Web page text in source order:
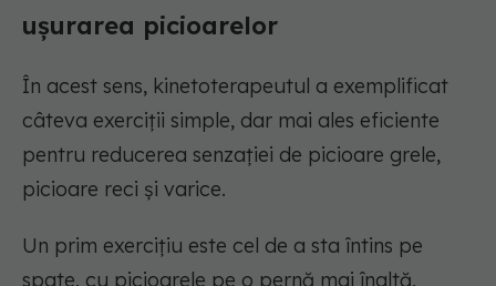
ușurarea picioarelor
În acest sens, kinetoterapeutul a exemplificat
câteva exerciții simple, dar mai ales eficiente
pentru reducerea senzației de picioare grele,
picioare reci și varice.
Un prim exercițiu este cel de a sta întins pe
spate, cu picioarele pe o pernă mai înaltă,